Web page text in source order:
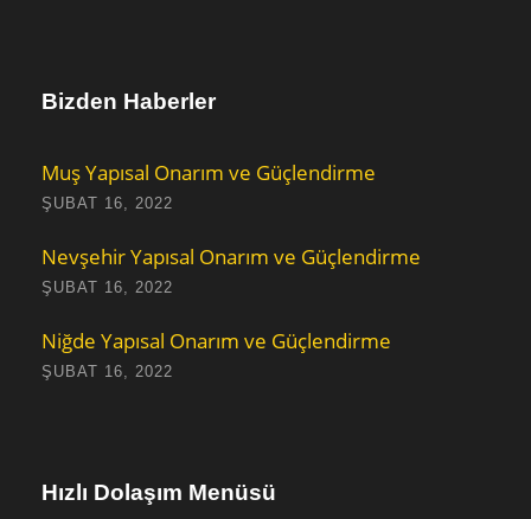
Bizden Haberler
Muş Yapısal Onarım ve Güçlendirme
ŞUBAT 16, 2022
Nevşehir Yapısal Onarım ve Güçlendirme
ŞUBAT 16, 2022
Niğde Yapısal Onarım ve Güçlendirme
ŞUBAT 16, 2022
Hızlı Dolaşım Menüsü